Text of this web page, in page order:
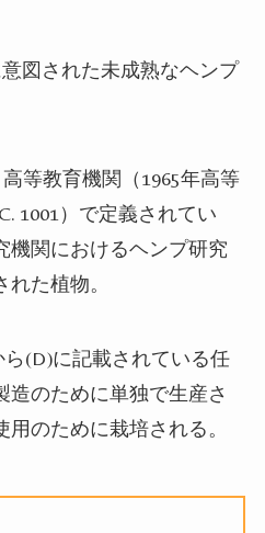
図された未成熟なヘンプ
等教育機関（1965年高等
1001）で定義されてい
機関におけるヘンプ研究
た植物。
(D)に記載されている任
のために単独で生産さ
のために栽培される。